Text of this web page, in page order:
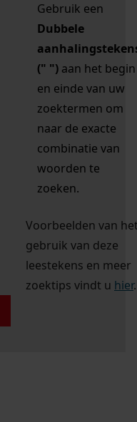
Gebruik een
Dubbele
(" ") aan het begin
en einde van uw
zoektermen om
naar de exacte
combinatie van
woorden te
zoeken.
Voorbeelden van
gebruik van deze
leestekens en meer
zoektips vindt u hier.